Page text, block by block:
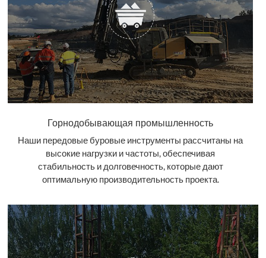
Горнодобывающая промышленность
Наши передовые буровые инструменты рассчитаны на
высокие нагрузки и частоты, обеспечивая
стабильность и долговечность, которые дают
оптимальную производительность проекта.